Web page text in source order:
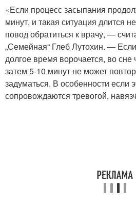
«Если процесс засыпания
минут, и такая ситуация длится
повод обратиться к врачу, —
„Семейная“ Глеб Лутохин. —
долгое время ворочается, во сне
затем 5-10 минут не может
задуматься. В особенности если
сопровождаются тревогой,